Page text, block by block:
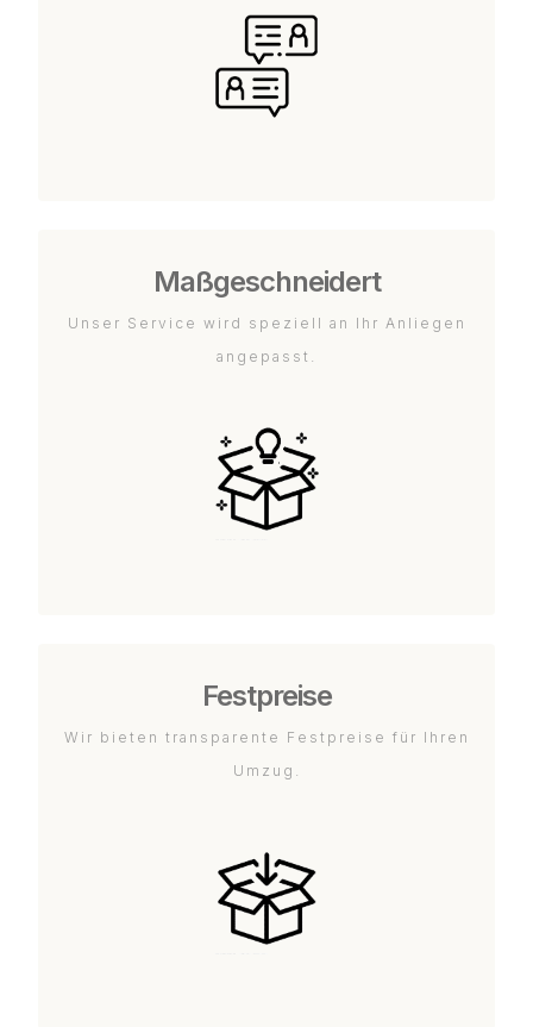
Maßgeschneidert
Unser Service wird speziell an Ihr Anliegen
angepasst.
Festpreise
Wir bieten transparente Festpreise für Ihren
Umzug.